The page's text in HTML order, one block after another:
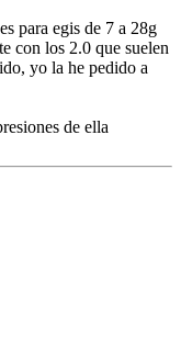
para egis de 7 a 28g
con los 2.0 que suelen
yo la he pedido a
de ella